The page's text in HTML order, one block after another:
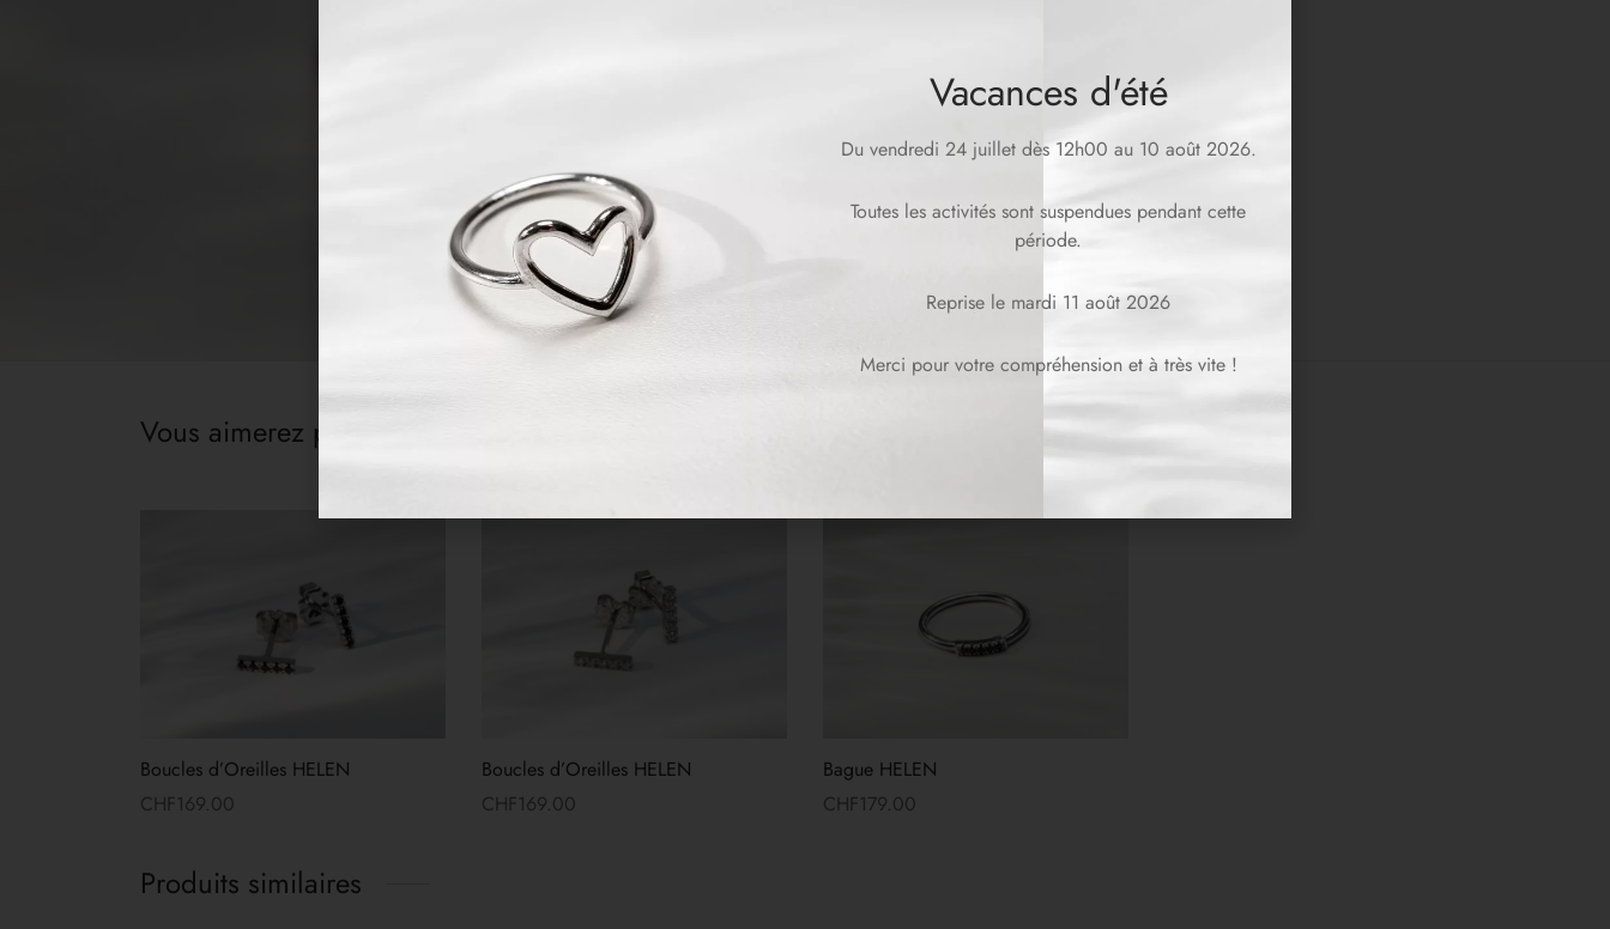
Vous aimerez peut-être aussi…
Boucles d’Oreilles HELEN
CHF169.00
Boucles d’Oreilles HELEN
CHF169.00
Bague HELEN
CHF179.00
Produits similaires
Vacances d'été
Du vendredi 24 juillet dès 12h00 au 10 août 2026.
Toutes les activités sont suspendues pendant cette
période.
Reprise le mardi 11 août 2026
Merci pour votre compréhension et à très vite !